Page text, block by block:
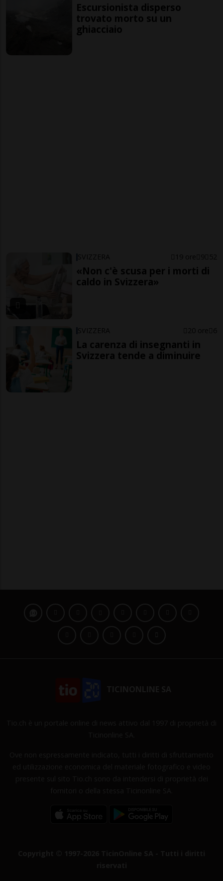
Escursionista disperso
trovato morto su un
ghiacciaio
SVIZZERA 19 ore 9 52
«Non c'è scusa per i morti di
caldo in Svizzera»
SVIZZERA 20 ore 6
La carenza di insegnanti in
Svizzera tende a diminuire